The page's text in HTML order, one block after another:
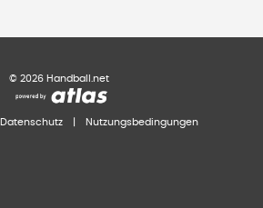
© 2026 Handball.net
Datenschutz Nutzungsbedingungen